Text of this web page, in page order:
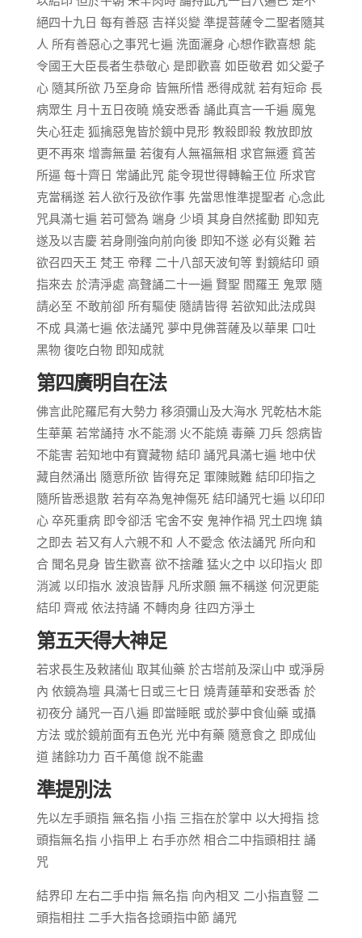
絕四十九日 每有善惡 吉祥災變 準提菩薩令二聖者隨其
人 所有善惡心之事咒七遍 洗面灑身 心想作歡喜想 能
令國王大臣長者生恭敬心 是即歡喜 如臣敬君 如父愛子
心 隨其所欲 乃至身命 皆無所惜 悉得成就 若有短命 長
病眾生 月十五日夜曉 燒安悉香 誦此真言一千遍 魔鬼
失心狂走 狐擒惡鬼皆於鏡中見形 教殺即殺 教放即放
更不再來 增壽無量 若復有人無福無相 求官無遷 貧苦
所逼 每十齊日 常誦此咒 能令現世得轉輪王位 所求官
克當稱遂 若人欲行及欲作事 先當思惟準提聖者 心念此
咒具滿七遍 若可營為 端身 少頃 其身自然搖動 即知克
遂及以吉慶 若身剛強向前向後 即知不遂 必有災難 若
欲召四天王 梵王 帝釋 二十八部天波旬等 對鏡結印 頭
指來去 於清淨處 高聲誦二十一遍 賢聖 閻羅王 鬼眾 隨
請必至 不敢前卻 所有驅使 隨請皆得 若欲知此法成與
不成 具滿七遍 依法誦咒 夢中見佛菩薩及以華果 口吐
黑物 復吃白物 即知成就
第四廣明自在法
佛言此陀羅尼有大勢力 移須彌山及大海水 咒乾枯木能
生華菓 若常誦持 水不能溺 火不能燒 毒藥 刀兵 怨病皆
不能害 若知地中有寶藏物 結印 誦咒具滿七遍 地中伏
藏自然涌出 隨意所欲 皆得充足 軍陳賊難 結印印指之
隨所皆悉退散 若有卒為鬼神傷死 結印誦咒七遍 以印印
心 卒死重病 即令卻活 宅舍不安 鬼神作禍 咒土四塊 鎮
之即去 若又有人六親不和 人不愛念 依法誦咒 所向和
合 聞名見身 皆生歡喜 欲不捨離 猛火之中 以印指火 即
消滅 以印指水 波浪皆靜 凡所求願 無不稱遂 何況更能
結印 齊戒 依法持誦 不轉肉身 往四方淨土
第五天得大神足
若求長生及敕諸仙 取其仙藥 於古塔前及深山中 或淨房
內 依鏡為壇 具滿七日或三七日 燒青蓮華和安悉香 於
初夜分 誦咒一百八遍 即當睡眠 或於夢中食仙藥 或攝
方法 或於鏡前面有五色光 光中有藥 隨意食之 即成仙
道 諸餘功力 百千萬億 說不能盡
準提別法
先以左手頭指 無名指 小指 三指在於掌中 以大拇指 捻
頭指無名指 小指甲上 右手亦然 相合二中指頭相拄 誦
咒
結界印 左右二手中指 無名指 向內相叉 二小指直豎 二
頭指相拄 二手大指各捻頭指中節 誦咒